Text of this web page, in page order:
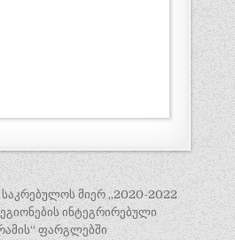
მიერ ,,2020-2022
ინტეგრირებული
ფარგლებში